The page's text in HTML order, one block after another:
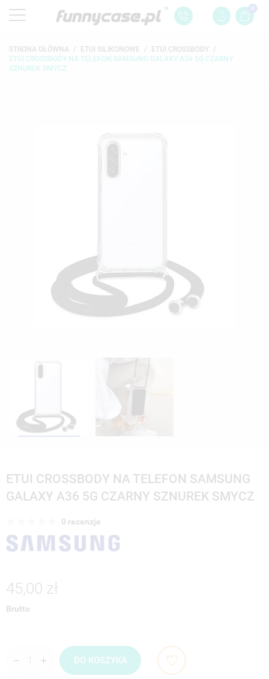
0
STRONA GŁÓWNA ETUI SILIKONOWE
ETUI CROSSBODY
ETUI CROSSBODY NA TELEFON SAMSUNG GALAXY A36 5G CZARNY
SZNUREK SMYCZ
ETUI CROSSBODY NA TELEFON SAMSUNG
GALAXY A36 5G CZARNY SZNUREK SMYCZ
0 recenzje
45,00 zł
Brutto
DO KOSZYKA